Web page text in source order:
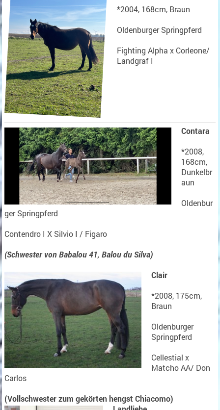
*2004, 168cm, Braun
Oldenburger Springpferd
Fighting Alpha x Corleone/
Landgraf I
Contara
*2008,
168cm,
Dunkelbr
aun
Oldenbur
ger Springpferd
Contendro I X Silvio I / Figaro
(Schwester von Babalou 41, Balou du Silva)
Clair
*2008, 175cm,
Braun
Oldenburger
Springpferd
Cellestial x
Matcho AA/ Don
Carlos
(Vollschwester zum gekörten hengst Chiacomo)